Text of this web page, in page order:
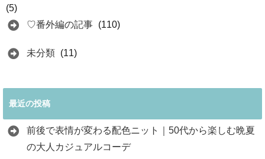
(5)
♡番外編の記事 (110)
未分類 (11)
最近の投稿
前後で表情が変わる配色ニット｜50代から楽しむ晩夏
の大人カジュアルコーデ